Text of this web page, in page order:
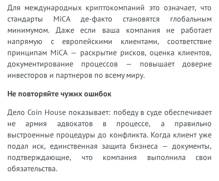
Для международных криптокомпаний это означает, что
стандарты MiCA де-факто становятся глобальным
минимумом. Даже если ваша компания не работает
напрямую с европейскими клиентами, соответствие
принципам MiCA — раскрытие рисков, оценка клиентов,
документирование процессов — повышает доверие
инвесторов и партнеров по всему миру.
Не повторяйте чужих ошибок
Дело Coin House показывает: победу в суде обеспечивает
не армия адвокатов в процессе, а правильно
выстроенные процедуры до конфликта. Когда клиент уже
подал иск, единственная защита бизнеса — документы,
подтверждающие, что компания выполнила свои
обязательства.